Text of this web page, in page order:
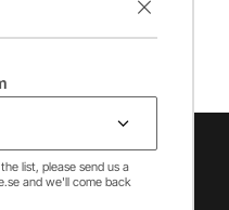
list, please send us a
and we'll come back